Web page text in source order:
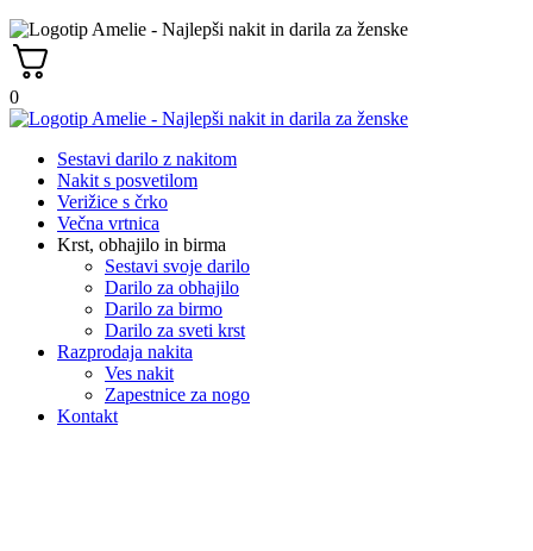
0
Sestavi darilo z nakitom
Nakit s posvetilom
Verižice s črko
Večna vrtnica
Krst, obhajilo in birma
Sestavi svoje darilo
Darilo za obhajilo
Darilo za birmo
Darilo za sveti krst
Razprodaja nakita
Ves nakit
Zapestnice za nogo
Kontakt